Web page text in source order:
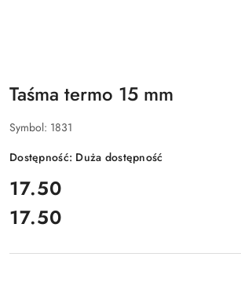
Taśma termo 15 mm
Symbol: 1831
Dostępność: Duża dostępność
cena:
17.50
Cena:
17.50